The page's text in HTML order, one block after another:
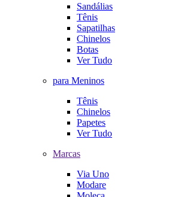
Sandálias
Tênis
Sapatilhas
Chinelos
Botas
Ver Tudo
para Meninos
Tênis
Chinelos
Papetes
Ver Tudo
Marcas
Via Uno
Modare